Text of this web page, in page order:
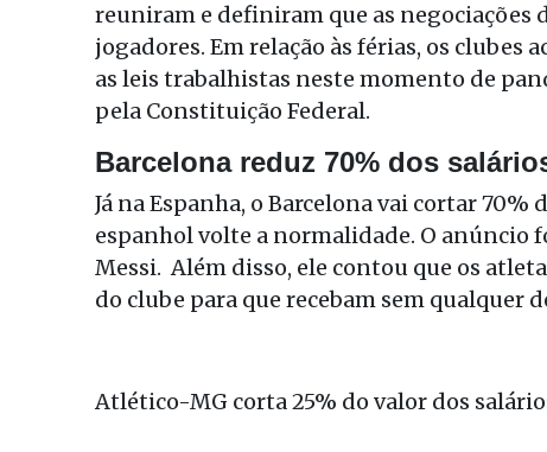
reuniram e definiram que as
jogadores. Em relação às férias, os clubes
as leis trabalhistas neste momento de
pela Constituição Federal.
Barcelona reduz 70% dos
Já na Espanha, o Barcelona vai cortar
espanhol volte a normalidade. O anúncio
Messi. Além disso, ele contou que os
do clube para que recebam sem qualquer
Atlético-MG corta 25% do valor dos